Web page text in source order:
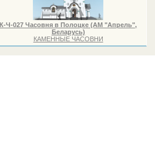
К-Ч-027 Часовня в Полоцке (АМ "Апрель",
Беларусь)
КАМЕННЫЕ ЧАСОВНИ